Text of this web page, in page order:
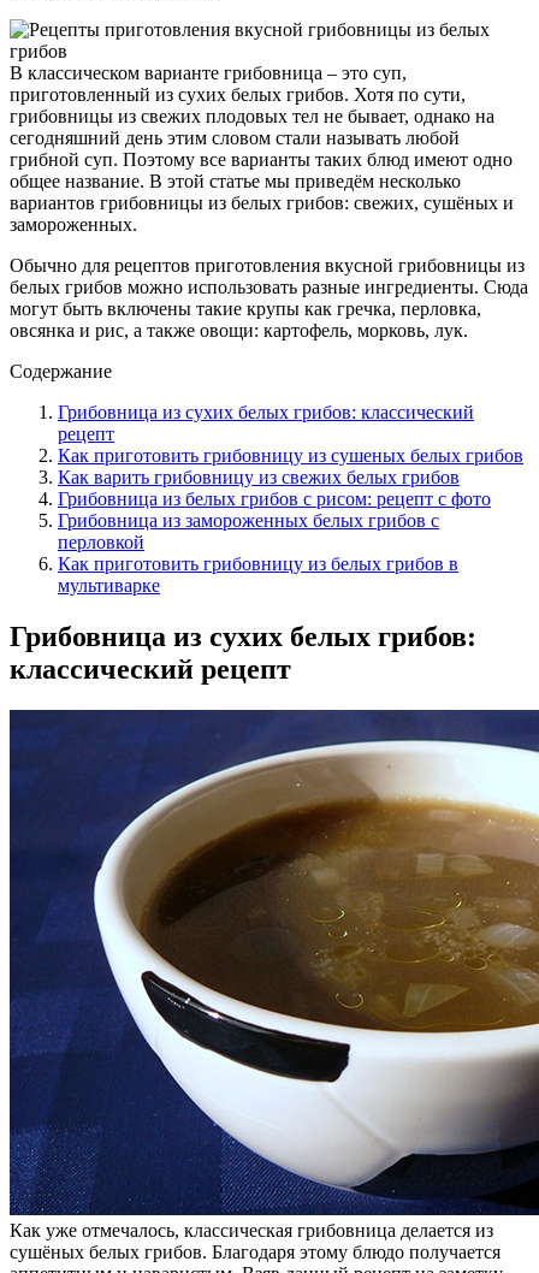
В классическом варианте грибовница – это суп,
приготовленный из сухих белых грибов. Хотя по сути,
грибовницы из свежих плодовых тел не бывает, однако на
сегодняшний день этим словом стали называть любой
грибной суп. Поэтому все варианты таких блюд имеют одно
общее название. В этой статье мы приведём несколько
вариантов грибовницы из белых грибов: свежих, сушёных и
замороженных.
Обычно для рецептов приготовления вкусной грибовницы из
белых грибов можно использовать разные ингредиенты. Сюда
могут быть включены такие крупы как гречка, перловка,
овсянка и рис, а также овощи: картофель, морковь, лук.
Содержание
Грибовница из сухих белых грибов: классический
рецепт
Как приготовить грибовницу из сушеных белых грибов
Как варить грибовницу из свежих белых грибов
Грибовница из белых грибов с рисом: рецепт с фото
Грибовница из замороженных белых грибов с
перловкой
Как приготовить грибовницу из белых грибов в
мультиварке
Грибовница из сухих белых грибов:
классический рецепт
Как уже отмечалось, классическая грибовница делается из
сушёных белых грибов. Благодаря этому блюдо получается